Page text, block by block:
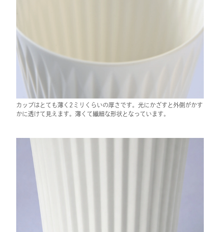
カップはとても薄く2ミリくらいの厚さです。光にかざすと外側がかす
かに透けて見えます。薄くて繊細な形状となっています。